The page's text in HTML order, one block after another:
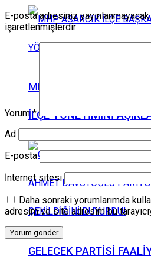
MHP ASARCIK İLÇE
İLÇE YÖNETİMİNİ
GELECEK PARTİSİ
E-posta adresiniz yayınlanmayacak.
işaretlenmişlerdir
Yorum*
Ad
E-posta
İnternet sitesi
Daha sonraki yorumlarımda
adresim ve site adresim bu